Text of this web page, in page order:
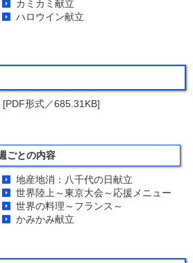
カミカミ献立
ハロウイン献立
[PDF形式／685.31KB]
ごとの内容
地産地消：八千代の日献立
世界陸上～東京大会～応援メニュー
世界の料理～フランス～
かみかみ献立